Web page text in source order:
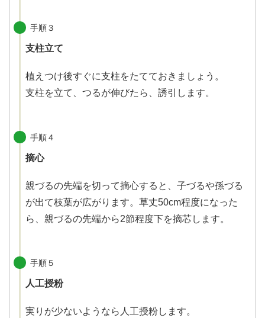
手順３
支柱立て
植えつけ後すぐに支柱をたてておきましょう。
支柱を立て、つるが伸びたら、誘引します。
手順４
摘心
親づるの先端を切って摘心すると、子づるや孫づる
が出て枝葉が広がります。草丈50cm程度になった
ら、親づるの先端から2節程度下を摘芯します。
手順５
人工授粉
実りが少ないようなら人工授粉します。